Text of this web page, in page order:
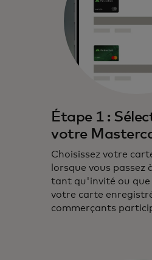
Étape 1 :
votre
Choisissez votre
lorsque vous passez
tant qu'invité ou que
votre carte
commerçants